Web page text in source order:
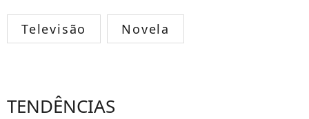
Televisão Novela
TENDÊNCIAS